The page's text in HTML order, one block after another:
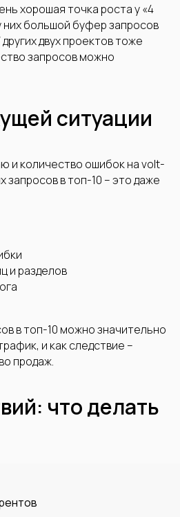
хорошая точка роста у «4
них большой буфер запросов
двух проектов тоже
запросов можно
ситуации
и количество ошибок на volt-
запросов в топ-10 – это даже
и разделов
в топ-10 можно значительно
и как следствие –
продаж.
что делать
позволит
на своём